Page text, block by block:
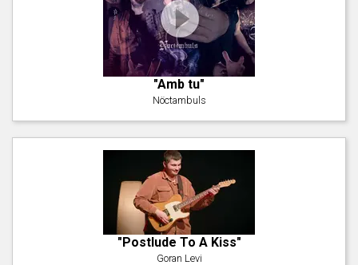
"Amb tu"
Nöctambuls
"Postlude To A Kiss"
Goran Levi